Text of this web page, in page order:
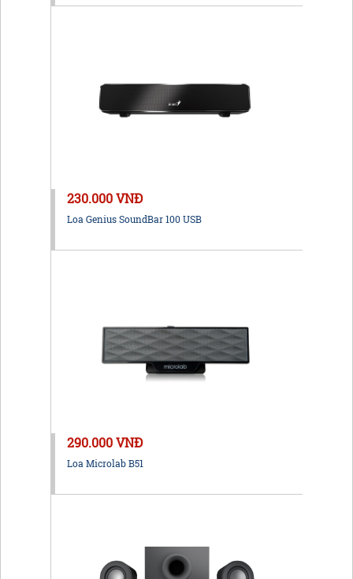
230.000 VNĐ
Loa Genius SoundBar 100 USB
290.000 VNĐ
Loa Microlab B51